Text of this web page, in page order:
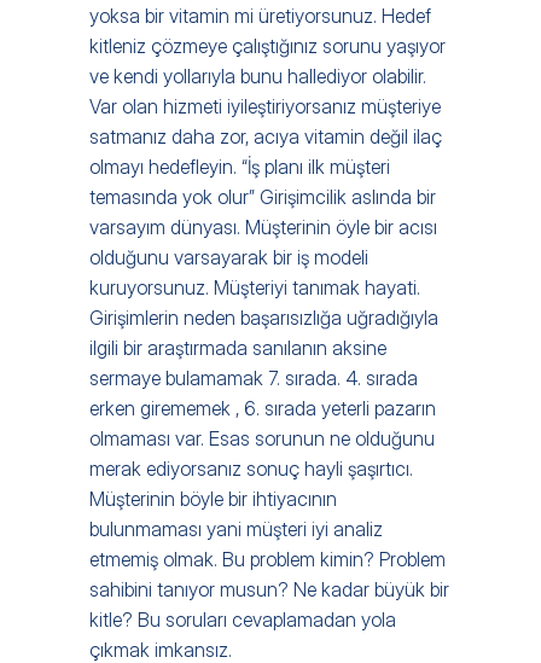
yoksa bir vitamin mi üretiyorsunuz. Hedef
kitleniz çözmeye çalıştığınız sorunu yaşıyor
ve kendi yollarıyla bunu hallediyor olabilir.
Var olan hizmeti iyileştiriyorsanız müşteriye
satmanız daha zor, acıya vitamin değil ilaç
olmayı hedefleyin. “İş planı ilk müşteri
temasında yok olur” Girişimcilik aslında bir
varsayım dünyası. Müşterinin öyle bir acısı
olduğunu varsayarak bir iş modeli
kuruyorsunuz. Müşteriyi tanımak hayati.
Girişimlerin neden başarısızlığa uğradığıyla
ilgili bir araştırmada sanılanın aksine
sermaye bulamamak 7. sırada. 4. sırada
erken girememek , 6. sırada yeterli pazarın
olmaması var. Esas sorunun ne olduğunu
merak ediyorsanız sonuç hayli şaşırtıcı.
Müşterinin böyle bir ihtiyacının
bulunmaması yani müşteri iyi analiz
etmemiş olmak. Bu problem kimin? Problem
sahibini tanıyor musun? Ne kadar büyük bir
kitle? Bu soruları cevaplamadan yola
çıkmak imkansız.